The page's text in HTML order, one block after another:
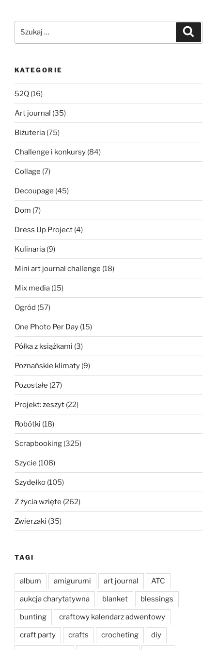
KATEGORIE
52Q (16)
Art journal (35)
Biżuteria (75)
Challenge i konkursy (84)
Collage (7)
Decoupage (45)
Dom (7)
Dress Up Project (4)
Kulinaria (9)
Mini art journal challenge (18)
Mix media (15)
Ogród (57)
One Photo Per Day (15)
Półka z książkami (3)
Poznańskie klimaty (9)
Pozostałe (27)
Projekt: zeszyt (22)
Robótki (18)
Scrapbooking (325)
Szycie (108)
Szydełko (105)
Z życia wzięte (262)
Zwierzaki (35)
TAGI
album amigurumi art journal ATC
aukcja charytatywna blanket blessings
bunting craftowy kalendarz adwentowy
craft party crafts crocheting diy